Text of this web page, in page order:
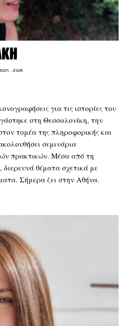
για τις ιστορίες του
στη Θεσσαλονίκη, την
τομέα της πληροφορικής και
σεμινάρια
πρακτικών. Μέσα από τη
θέματα σχετικά με
Σήμερα ζει στην Αθήνα.